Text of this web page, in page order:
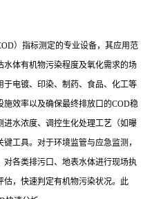
）指标测定的专业设备，其应用范
水体有机物污染程度及氧化需求的场
电镀、印染、制药、食品、化工等
效率以及确保最终排放口的COD稳
水浓度、调控生化处理工艺（如曝
工具。对于环境监管与应急监测，
各类排污口、地表水体进行现场执
，快速判定有机物污染状况。此